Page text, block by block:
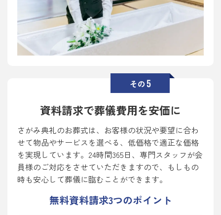
その5
資料請求で葬儀費用を安価に
さがみ典礼のお葬式は、お客様の状況や要望に合わ
せて物品やサービスを選べる、低価格で適正な価格
を実現しています。24時間365日、専門スタッフが会
員様のご対応をさせていただきますので、もしもの
時も安心して葬儀に臨むことができます。
無料資料請求3つのポイント